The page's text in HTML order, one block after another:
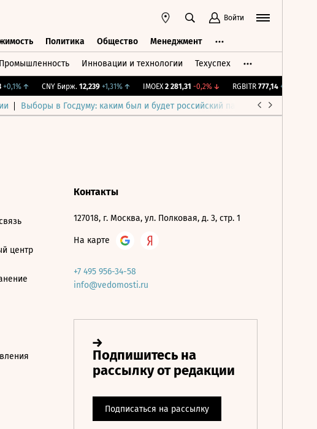
Войти
Политика Общество Менеджмент
Промышленность Инновации и технологии Техуспех
↑ CNY Бирж. 12,239 +1,31%↑ IMOEX 2 281,31 -0,2%↓ RGBITR 777,14 +0,2%
Выборы в Госдуму: каким был и будет российский парламент
центр
Контакты
127018, г. Москва, ул. Полковая, д. 3, стр. 1
На карте
+7 495 956-34-58
info@vedomosti.ru